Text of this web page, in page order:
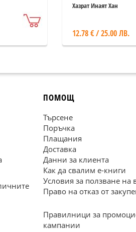
Хазрат Инаят Хан
12.78 € / 25.00 ЛВ.
ПОМОЩ
Търсене
Поръчка
Плащания
Доставка
Данни за клиента
Как да свалим е-книги
Условия за ползване на
Право на отказ от
Правилници за
кампании